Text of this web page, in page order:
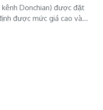
Donchian) được đặt
được mức giá cao và…